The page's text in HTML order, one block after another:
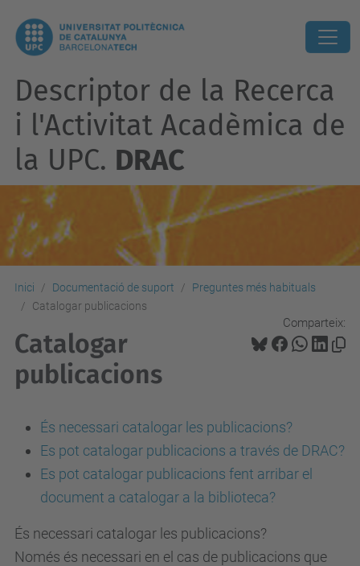
Descriptor de la Recerca
i l'Activitat Acadèmica de
la UPC. DRAC
Inici Documentació de suport
Preguntes més habituals
Catalogar publicacions
Comparteix:
Catalogar
publicacions
És necessari catalogar les publicacions?
Es pot catalogar publicacions a través de DRAC?
Es pot catalogar publicacions fent arribar el
document a catalogar a la biblioteca?
És necessari catalogar les publicacions?
Només és necessari en el cas de publicacions que